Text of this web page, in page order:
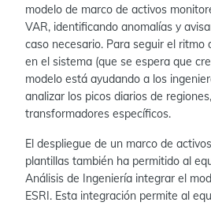
modelo de marco de activos
VAR, identificando anomalías y
caso necesario. Para seguir el ritmo
en el sistema (que se espera que
modelo está ayudando a los
analizar los picos diarios de
transformadores específicos.
El despliegue de un marco de
plantillas también ha permitido al
Análisis de Ingeniería integrar el
ESRI. Esta integración permite al